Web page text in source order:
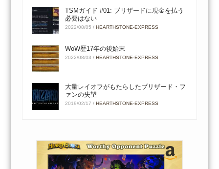
TSMガイド #01: ブリザードに現金を払う
必要はない
2022/08/05 /HEARTHSTONE-EXPRESS
WoW歴17年の後始末
2022/08/03 /HEARTHSTONE-EXPRESS
大量レイオフがもたらしたブリザード・フ
ァンの失望
2019/02/17 /HEARTHSTONE-EXPRESS